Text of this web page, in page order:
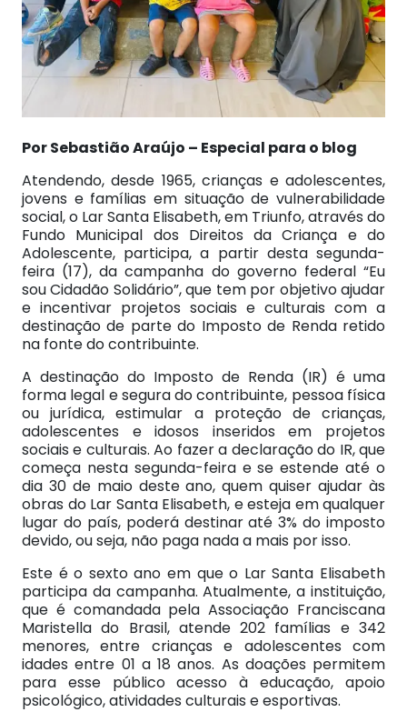
Por Sebastião Araújo – Especial para o blog
Atendendo, desde 1965, crianças e adolescentes,
jovens e famílias em situação de vulnerabilidade
social, o Lar Santa Elisabeth, em Triunfo, através do
Fundo Municipal dos Direitos da Criança e do
Adolescente, participa, a partir desta segunda-
feira (17), da campanha do governo federal “Eu
sou Cidadão Solidário”, que tem por objetivo ajudar
e incentivar projetos sociais e culturais com a
destinação de parte do Imposto de Renda retido
na fonte do contribuinte.
A destinação do Imposto de Renda (IR) é uma
forma legal e segura do contribuinte, pessoa física
ou jurídica, estimular a proteção de crianças,
adolescentes e idosos inseridos em projetos
sociais e culturais. Ao fazer a declaração do IR, que
começa nesta segunda-feira e se estende até o
dia 30 de maio deste ano, quem quiser ajudar às
obras do Lar Santa Elisabeth, e esteja em qualquer
lugar do país, poderá destinar até 3% do imposto
devido, ou seja, não paga nada a mais por isso.
Este é o sexto ano em que o Lar Santa Elisabeth
participa da campanha. Atualmente, a instituição,
que é comandada pela Associação Franciscana
Maristella do Brasil, atende 202 famílias e 342
menores, entre crianças e adolescentes com
idades entre 01 a 18 anos. As doações permitem
para esse público acesso à educação, apoio
psicológico, atividades culturais e esportivas.